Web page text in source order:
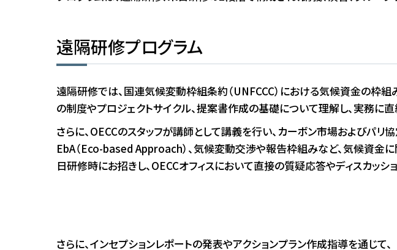
遠隔研修プログラム
遠隔研修では、国連気候変動枠組条約（UNFCCC）における気候資金の枠組
の制度やプロジェクトサイクル、提案書作成の基礎について理解し、実務に直
さらに、OECCのスタッフが講師として講義を行い、カーボン市場および
EbA（Eco-based Approach）、気候変動交渉や報告枠組みなど、気候資金
日研修時にお招きし、OECCオフィスにおいて直接の質疑応答やディスカッシ
さらに、インセプションレポートの発表やアクションプラン作成指導を通じて、